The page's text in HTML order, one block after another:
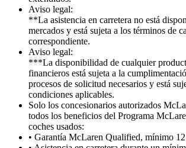
Aviso legal:
**La asistencia en carretera no está
mercados y está sujeta a los términos de
correspondiente.
Aviso legal:
***La disponibilidad de cualquier
financieros está sujeta a la
procesos de solicitud necesarios y está
condiciones aplicables.
Solo los concesionarios autorizados
todos los beneficios del Programa
coches usados:
• Garantía McLaren Qualified, mínimo 12